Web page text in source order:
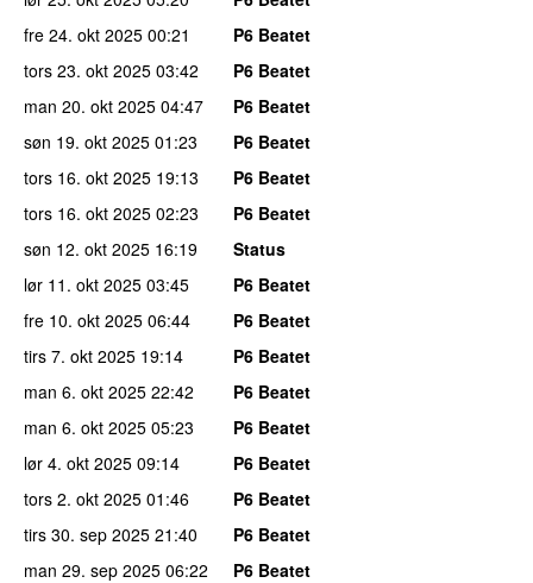
fre 24. okt 2025 00:21
P6 Beatet
tors 23. okt 2025 03:42
P6 Beatet
man 20. okt 2025 04:47
P6 Beatet
søn 19. okt 2025 01:23
P6 Beatet
tors 16. okt 2025 19:13
P6 Beatet
tors 16. okt 2025 02:23
P6 Beatet
søn 12. okt 2025 16:19
Status
lør 11. okt 2025 03:45
P6 Beatet
fre 10. okt 2025 06:44
P6 Beatet
tirs 7. okt 2025 19:14
P6 Beatet
man 6. okt 2025 22:42
P6 Beatet
man 6. okt 2025 05:23
P6 Beatet
lør 4. okt 2025 09:14
P6 Beatet
tors 2. okt 2025 01:46
P6 Beatet
tirs 30. sep 2025 21:40
P6 Beatet
man 29. sep 2025 06:22
P6 Beatet